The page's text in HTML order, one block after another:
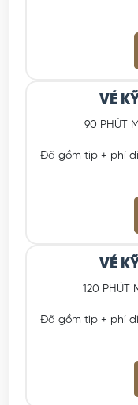
VÉ
90 PHÚT
Đã gồm tip + phí
VÉ
120 PHÚT
Đã gồm tip + phí